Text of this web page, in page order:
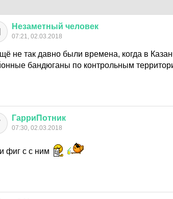
Незаметный человек
07:21, 02.03.2018
не так давно были времена, когда в
бандюганы по контрольным
ГарриПотник
07:30, 02.03.2018
фиг с с ним